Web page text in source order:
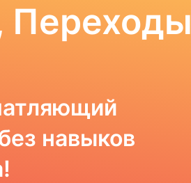
Переходы
навыков